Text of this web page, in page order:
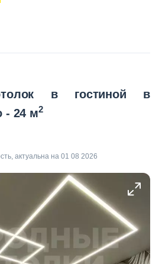
в гостиной в
- 24 м2
актуальна на 01 08 2026